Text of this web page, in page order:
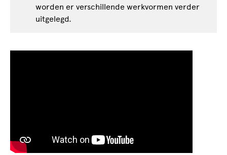
worden er verschillende werkvormen verder
uitgelegd.